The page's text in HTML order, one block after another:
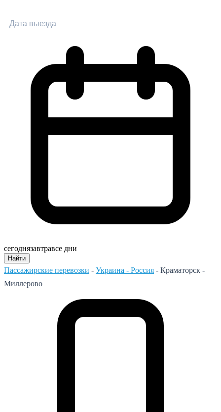
сегоднязавтравсе дни
Найти
Пассажирские перевозки - Украина - Россия - Краматорск -
Миллерово